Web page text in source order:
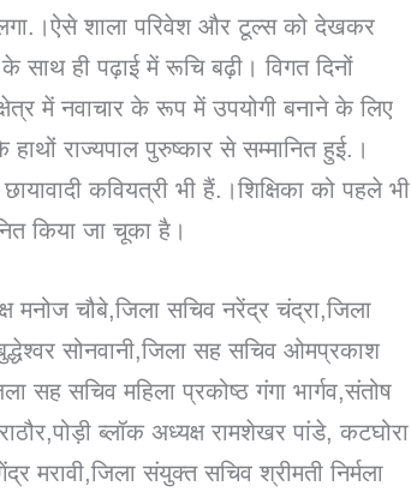
शाला परिवेश और टूल्स को देखकर
ही पढ़ाई में रूचि बढ़ी। विगत दिनों
में नवाचार के रूप में उपयोगी बनाने के लिए
राज्यपाल पुरुष्कार से सम्मानित हुई.।
कवियत्री भी हैं.।शिक्षिका को पहले भी
किया जा चूका है।
मनोज चौबे,जिला सचिव नरेंद्र चंद्रा,जिला
सोनवानी,जिला सह सचिव ओमप्रकाश
सह सचिव महिला प्रकोष्ठ गंगा भार्गव,संतोष
ब्लॉक अध्यक्ष रामशेखर पांडे, कटघोरा
मरावी,जिला संयुक्त सचिव श्रीमती निर्मला